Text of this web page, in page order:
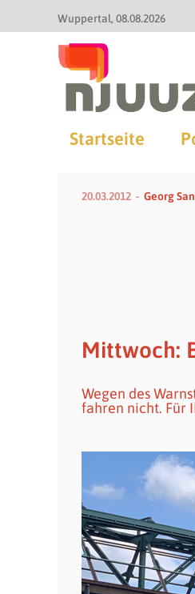
Wuppertal 08.08.2026
Startseite
20.03.2012 Georg
Mittwoch:
Wegen des
fahren nicht. Für